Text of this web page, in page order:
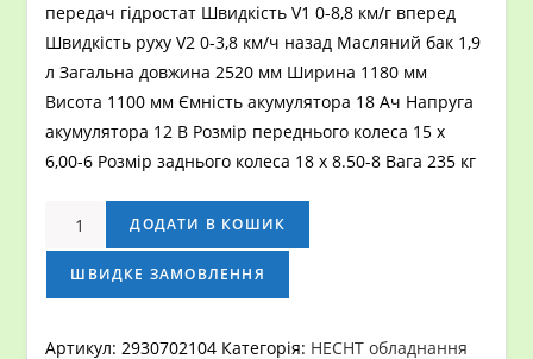
передач гідростат Швидкість V1 0-8,8 км/г вперед
Швидкість руху V2 0-3,8 км/ч назад Масляний бак 1,9
л Загальна довжина 2520 мм Ширина 1180 мм
Висота 1100 мм Ємність акумулятора 18 Ач Напруга
акумулятора 12 В Розмір переднього колеса 15 х
6,00-6 Розмір заднього колеса 18 х 8.50-8 Вага 235 кг
Трактор
садовий
бензиновий
HECHT
ДОДАТИ В КОШИК
ШВИДКЕ ЗАМОВЛЕННЯ
Артикул:2930702104 Категорія: HECHT обладнання